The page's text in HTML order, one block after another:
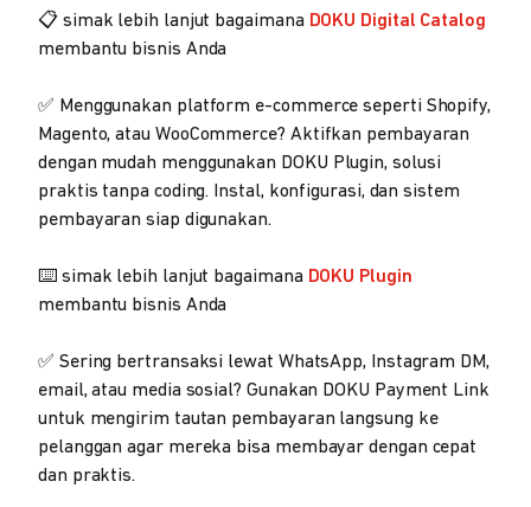
📋 simak lebih lanjut bagaimana DOKU Digital Catalog
membantu bisnis Anda
✅ Menggunakan platform e-commerce seperti Shopify,
Magento, atau WooCommerce? Aktifkan pembayaran
dengan mudah menggunakan DOKU Plugin, solusi
praktis tanpa coding. Instal, konfigurasi, dan sistem
pembayaran siap digunakan.
⌨️ simak lebih lanjut bagaimana DOKU Plugin
membantu bisnis Anda
✅ Sering bertransaksi lewat WhatsApp, Instagram DM,
email, atau media sosial? Gunakan DOKU Payment Link
untuk mengirim tautan pembayaran langsung ke
pelanggan agar mereka bisa membayar dengan cepat
dan praktis.